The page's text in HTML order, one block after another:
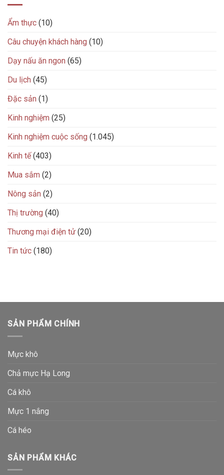
Ẩm thực (10)
Câu chuyện khách hàng (10)
Dạy nấu ăn ngon (65)
Du lịch (45)
Đặc sản (1)
Kinh nghiệm (25)
Kinh nghiệm cuộc sống (1.045)
Kinh tế(403)
Mua sắm (2)
Nông sản (2)
Thị trường (40)
Thương mại điện tử (20)
Tin tức (180)
SẢN PHẨM CHÍNH
Mực khô
Chả mực Hạ Long
Cá khô
Mực 1 nắng
Cá héo
SẢN PHẨM KHÁC